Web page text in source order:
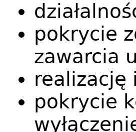
pokrycie
zawarcia
realizację
pokrycie